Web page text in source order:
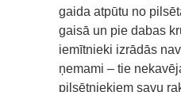
gaida atpūtu no
gaisā un pie dabas
iemītnieki izrādās
ņemami – tie
pilsētniekiem savu